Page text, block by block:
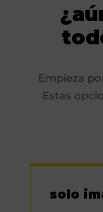
Empieza
Estas
solo